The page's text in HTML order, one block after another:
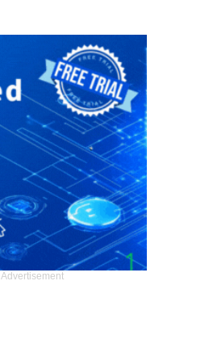
Advertisement